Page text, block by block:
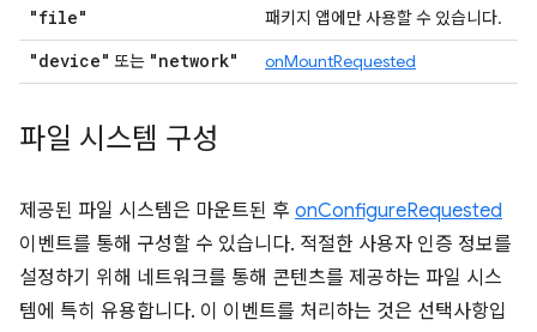
"file" 패키지 앱에만 사용할 수 있습니다.
"device" 또는 "network" onMountRequested
파일 시스템 구성
제공된 파일 시스템은 마운트된 후 onConfigureRequested
이벤트를 통해 구성할 수 있습니다. 적절한 사용자 인증 정보를
설정하기 위해 네트워크를 통해 콘텐츠를 제공하는 파일 시스
템에 특히 유용합니다. 이 이벤트를 처리하는 것은 선택사항입